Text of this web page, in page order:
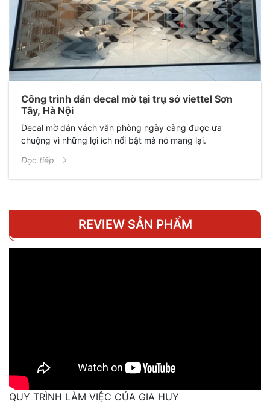
Công trình dán decal mờ tại trụ sở viettel Sơn
Tây, Hà Nội
Decal mờ dán vách văn phòng ngày càng được ưa
chuộng vì những lợi ích nổi bật mà nó mang lại.
Đọc tiếp
REVIEW SẢN PHẨM
QUY TRÌNH LÀM VIỆC CỦA GIA HUY